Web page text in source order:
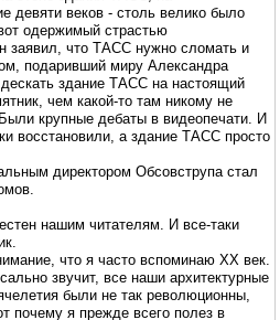
девяти веков - столь велико было
одержимый страстью
заявил, что ТАСС нужно сломать и
подаривший миру Александра
здание ТАСС на настоящий
чем какой-то там никому не
крупные дебаты в видеопечати. И
восстановили, а здание ТАСС просто
директором Обсовструпа стал
нашим читателям. И все-таки
что я часто вспоминаю XX век.
звучит, все наши архитектурные
были не так революционны,
почему я прежде всего полез в